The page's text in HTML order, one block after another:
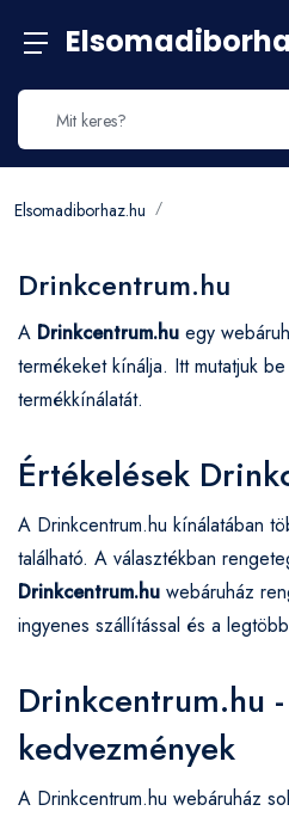
Elsomadiborhaz.hu
Drinkcentrum.hu
A Drinkcentrum.hu egy
termékeket kínálja. Itt mutatjuk
termékkínálatát.
Értékelések
A Drinkcentrum.hu kínálatában
található. A választékban
Drinkcentrum.hu webáruház
ingyenes szállítással és a
Drinkcentrum.hu
kedvezmények
A Drinkcentrum.hu webáruház